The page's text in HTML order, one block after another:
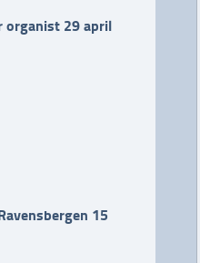
organist 29 april
15